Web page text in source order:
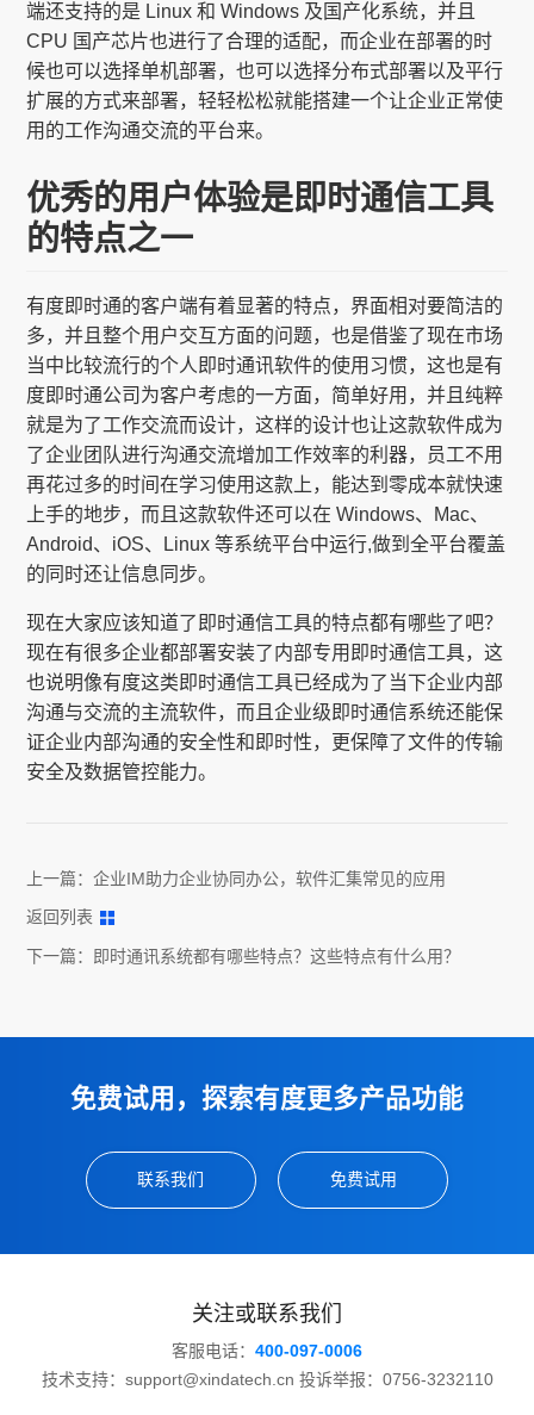
端还支持的是 Linux 和 Windows 及国产化系统，并且
CPU 国产芯片也进行了合理的适配，而企业在部署的时
候也可以选择单机部署，也可以选择分布式部署以及平行
扩展的方式来部署，轻轻松松就能搭建一个让企业正常使
用的工作沟通交流的平台来。
优秀的用户体验是即时通信工具
的特点之一
有度即时通的客户端有着显著的特点，界面相对要简洁的
多，并且整个用户交互方面的问题，也是借鉴了现在市场
当中比较流行的个人即时通讯软件的使用习惯，这也是有
度即时通公司为客户考虑的一方面，简单好用，并且纯粹
就是为了工作交流而设计，这样的设计也让这款软件成为
了企业团队进行沟通交流增加工作效率的利器，员工不用
再花过多的时间在学习使用这款上，能达到零成本就快速
上手的地步，而且这款软件还可以在 Windows、Mac、
Android、iOS、Linux 等系统平台中运行,做到全平台覆盖
的同时还让信息同步。
现在大家应该知道了即时通信工具的特点都有哪些了吧？
现在有很多企业都部署安装了内部专用即时通信工具，这
也说明像有度这类即时通信工具已经成为了当下企业内部
沟通与交流的主流软件，而且企业级即时通信系统还能保
证企业内部沟通的安全性和即时性，更保障了文件的传输
安全及数据管控能力。
上一篇：企业IM助力企业协同办公，软件汇集常见的应用
返回列表
下一篇： 即时通讯系统都有哪些特点？这些特点有什么用？
免费试用，探索有度更多产品功能
联系我们 免费试用
关注或联系我们
客服电话： 400-097-0006
技术支持：support@xindatech.cn 投诉举报：0756-3232110